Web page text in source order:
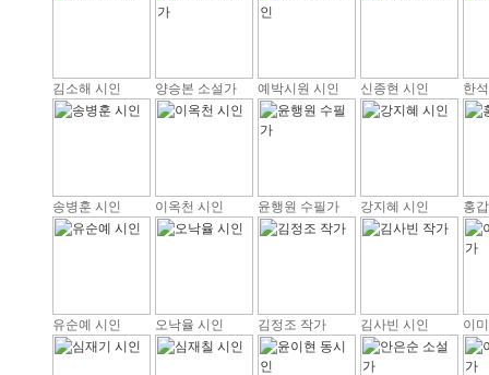
김소해 시인 양승본 소설가 예박시원 시인 신종현 시인 한
송병훈 시인 이옥천 시인 윤행원 수필가 강지혜 시인 홍
유순예 시인 오낙율 시인 김정조 작가 김사빈 시인 이